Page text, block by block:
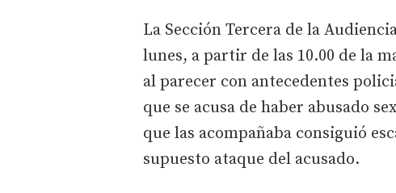
La Sección Tercera de la
lunes, a partir de las 10.00 de la
al parecer con antecedentes
que se acusa de haber abusado
que las acompañaba consiguió
supuesto ataque del acusado.